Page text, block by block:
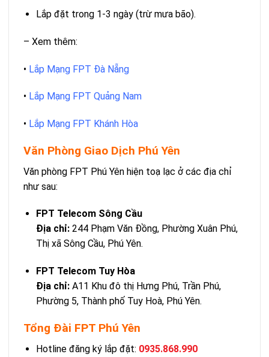
Lắp đặt trong 1-3 ngày (trừ mưa bão).
– Xem thêm:
• Lắp Mạng FPT Đà Nẵng
• Lắp Mạng FPT Quảng Nam
• Lắp Mạng FPT Khánh Hòa
Văn Phòng Giao Dịch Phú Yên
Văn phòng FPT Phú Yên hiện toạ lạc ở các địa chỉ
như sau:
FPT Telecom Sông Cầu
Địa chỉ:244 Phạm Văn Đồng, Phường Xuân Phú,
Thị xã Sông Cầu, Phú Yên.
FPT Telecom Tuy Hòa
Địa chỉ:A11 Khu đô thị Hưng Phú, Trần Phú,
Phường 5, Thành phố Tuy Hoà, Phú Yên.
Tổng Đài FPT Phú Yên
Hotline đăng ký lắp đặt: 0935.868.990